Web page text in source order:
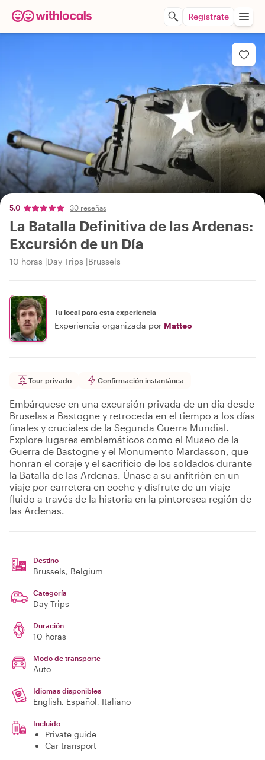
Regístrate
5,0 30 reseñas
La Batalla Definitiva de las Ardenas:
Excursión de un Día
10 horas Day Trips Brussels
Tu local para esta experiencia
Experiencia organizada por Matteo
Tour privado Confirmación instantánea
Embárquese en una excursión privada de un día desde
Bruselas a Bastogne y retroceda en el tiempo a los días
finales y cruciales de la Segunda Guerra Mundial.
Explore lugares emblemáticos como el Museo de la
Guerra de Bastogne y el Monumento Mardasson, que
honran el coraje y el sacrificio de los soldados durante
la Batalla de las Ardenas. Únase a su anfitrión en un
viaje por carretera en coche y disfrute de un viaje
fluido a través de la historia en la pintoresca región de
las Ardenas.
Destino
Brussels, Belgium
Categoría
Day Trips
Duración
10 horas
Modo de transporte
Auto
Idiomas disponibles
English, Español, Italiano
Incluido
Private guide
Car transport